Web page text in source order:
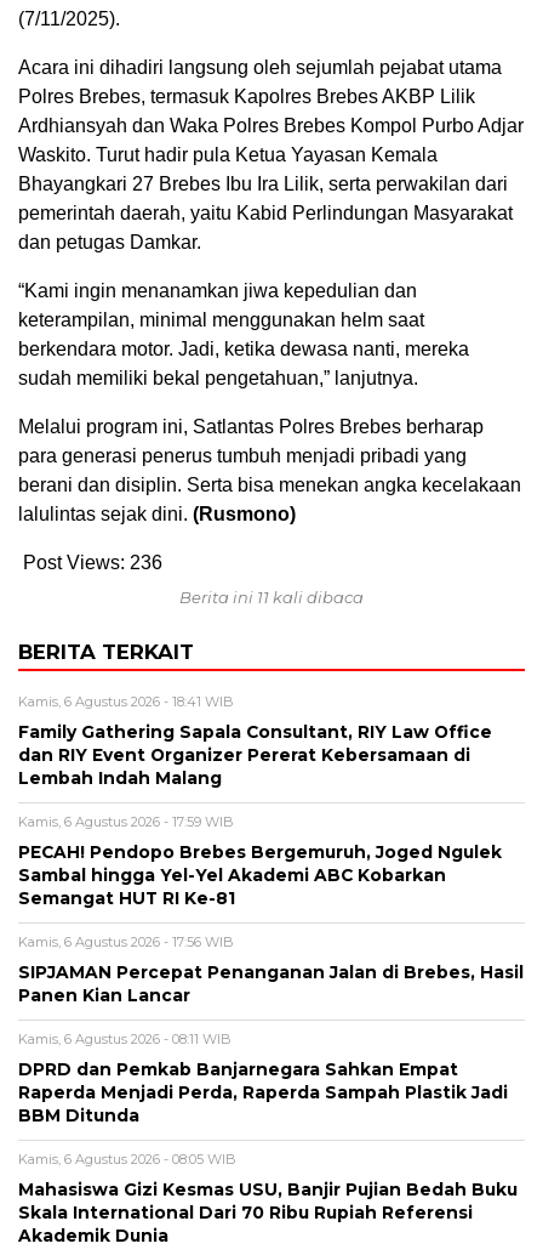
(7/11/2025).
Acara ini dihadiri langsung oleh sejumlah pejabat utama
Polres Brebes, termasuk Kapolres Brebes AKBP Lilik
Ardhiansyah dan Waka Polres Brebes Kompol Purbo Adjar
Waskito. Turut hadir pula Ketua Yayasan Kemala
Bhayangkari 27 Brebes Ibu Ira Lilik, serta perwakilan dari
pemerintah daerah, yaitu Kabid Perlindungan Masyarakat
dan petugas Damkar.
“Kami ingin menanamkan jiwa kepedulian dan
keterampilan, minimal menggunakan helm saat
berkendara motor. Jadi, ketika dewasa nanti, mereka
sudah memiliki bekal pengetahuan,” lanjutnya.
Melalui program ini, Satlantas Polres Brebes berharap
para generasi penerus tumbuh menjadi pribadi yang
berani dan disiplin. Serta bisa menekan angka kecelakaan
lalulintas sejak dini. (Rusmono)
Post Views: 236
Berita ini 11 kali dibaca
BERITA TERKAIT
Kamis, 6 Agustus 2026 - 18:41 WIB
Family Gathering Sapala Consultant, RIY Law Office
dan RIY Event Organizer Pererat Kebersamaan di
Lembah Indah Malang
Kamis, 6 Agustus 2026 - 17:59 WIB
PECAH! Pendopo Brebes Bergemuruh, Joged Ngulek
Sambal hingga Yel-Yel Akademi ABC Kobarkan
Semangat HUT RI Ke-81
Kamis, 6 Agustus 2026 - 17:56 WIB
SIPJAMAN Percepat Penanganan Jalan di Brebes, Hasil
Panen Kian Lancar
Kamis, 6 Agustus 2026 - 08:11 WIB
DPRD dan Pemkab Banjarnegara Sahkan Empat
Raperda Menjadi Perda, Raperda Sampah Plastik Jadi
BBM Ditunda
Kamis, 6 Agustus 2026 - 08:05 WIB
Mahasiswa Gizi Kesmas USU, Banjir Pujian Bedah Buku
Skala International Dari 70 Ribu Rupiah Referensi
Akademik Dunia